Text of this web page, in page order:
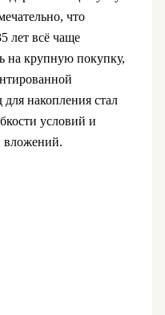
что
лет всё чаще
на крупную покупку,
накопления стал
условий и
вложений.